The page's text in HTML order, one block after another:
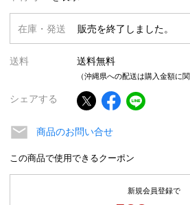
在庫・発送 販売を終了しました。
送料 送料無料
（沖縄県への配送は購入金額に
シェアする
商品のお問い合せ
この商品で使用できるクーポン
新規会員登録で